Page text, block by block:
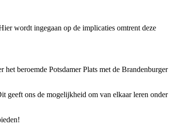
wordt ingegaan op de implicaties omtrent deze
beroemde Potsdamer Plats met de Brandenburger
geeft ons de mogelijkheid om van elkaar leren onder